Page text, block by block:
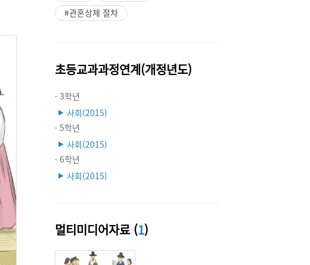
#관혼상제 절차
초등교과과정연계(개정년도)
· 3학년
▶ 사회(2015)
· 5학년
▶ 사회(2015)
· 6학년
▶ 사회(2015)
멀티미디어자료 (1)